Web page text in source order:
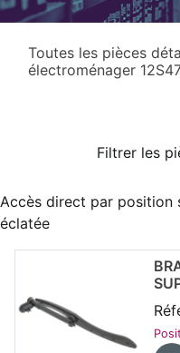
Toutes les pièces
électroménager
Filtrer les
Accès direct par position
éclatée